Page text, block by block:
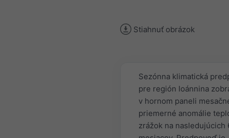
Stiahnuť obrázok
Sezónna klimatická
pre región Ioánnina
v hornom paneli
priemerné anomálie
zrážok na nasledujúcich